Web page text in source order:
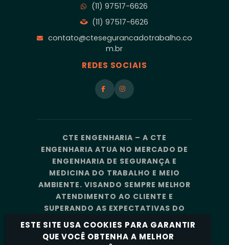
(11) 97517-6626
(11) 97517-6626
contato@ctesegurancadotrabalho.co
m.br
REDES SOCIAIS
CTE ENGENHARIA – A CTE
ENGENHARIA ATUA NO MERCADO DE
ENGENHARIA DE SEGURANÇA E
MEDICINA DO TRABALHO E MEIO
AMBIENTE. VISANDO SEMPRE MELHOR
ATENDIMENTO AO CLIENTE E
SUPERANDO AS EXPECTATIVAS DO
MERCADO, A CTE ENGENHARIA
CONTA COM UMA EQUIPE DE
ESTE SITE USA COOKIES PARA GARANTIR
QUE VOCÊ OBTENHA A MELHOR